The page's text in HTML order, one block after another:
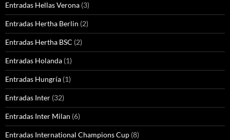
Entradas Hellas Verona (3)
Entradas Hertha Berlin (2)
Entradas Hertha BSC (2)
Entradas Holanda (1)
Entradas Hungría (1)
Entradas Inter (32)
Entradas Inter Milan (6)
Entradas International Champions Cup (8)